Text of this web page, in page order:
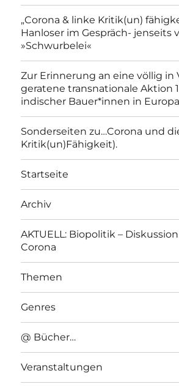
„Corona & linke Kritik(un)
Hanloser im Gespräch- jenseits
»Schwurbelei«
Zur Erinnerung an eine völlig in
geratene transnationale Aktion
indischer Bauer*innen in Europa
Sonderseiten zu…Corona und
Kritik(un)Fähigkeit).
Startseite
Archiv
AKTUELL: Biopolitik –
Corona
Themen
Genres
@ Bücher…
Veranstaltungen